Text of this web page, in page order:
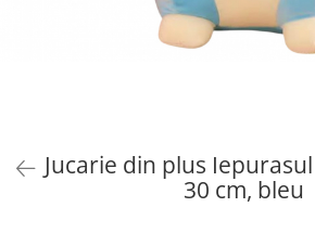
Jucarie din plus
30 cm, bleu